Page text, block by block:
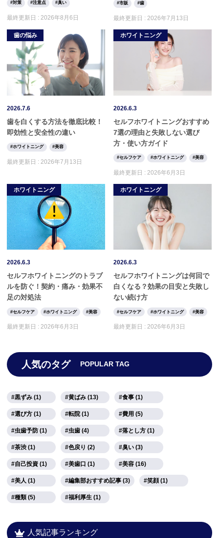
対策 注意点 臭い
最終更新日 : 2026年8月6日
市販 歯
最終更新日 : 2026年7月13日
歯の悩み
2026.7.6
歯を白くする方法を徹底比較！
即効性と安全性の違い
ホワイトニング 美容
最終更新日 : 2026年7月13日
ホワイトニング
2026.6.3
セルフホワイトニングおすすめ
7選の理由と失敗しない選び
方・使い方ガイド
セルフケア ホワイトニング 美容
最終更新日 : 2026年6月3日
ホワイトニング
2026.6.3
セルフホワイトニングのトラブ
ルを防ぐ！契約・痛み・効果不
足の対処法
セルフケア ホワイトニング 美容
最終更新日 : 2026年6月3日
ホワイトニング
2026.6.3
セルフホワイトニングは何回で
白くなる？効果の目安と失敗し
ない続け方
セルフケア ホワイトニング 美容
最終更新日 :2026年6月3日
人気のタグ POPULAR TAG
黒ずみ (1) 黄ばみ (13) 食事 (1)
選び方 (1) 転院 (1) 費用 (5)
虫歯予防 (1) 虫歯 (4) 落とし方 (1)
茶渋 (1) 色戻り (2) 臭い (3)
自己投資 (1) 美歯口 (1) 美容 (16)
美人 (1) 編集部おすすめ記事 (3) 笑顔 (1)
種類 (5) 福利厚生 (1)
人気記事ランキング